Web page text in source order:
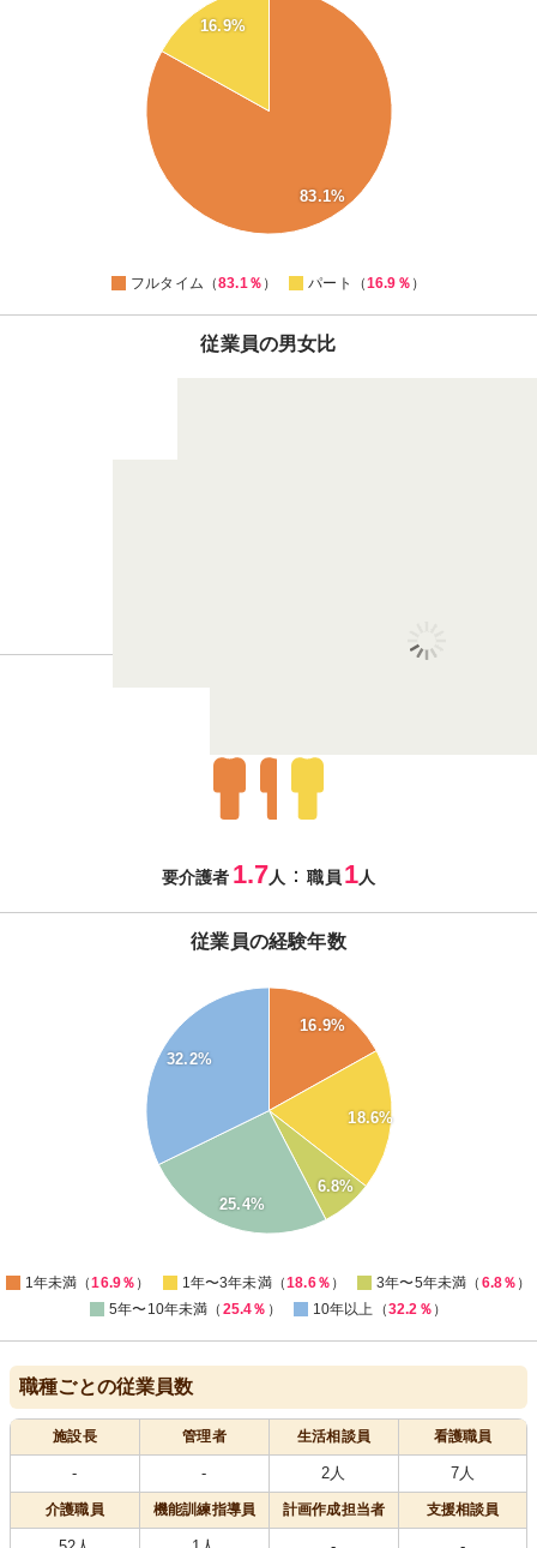
83.1%
16.9%
フルタイム（83.1％ ） パート（16.9％ ）
従業員の男女比
要介護者 1.7人 ：職員 1人
従業員の経験年数
16.9%
18.6%
6.8%
25.4%
32.2%
1年未満（16.9％ ） 1年〜3年未満（18.6％ ） 3年〜5年未満（ 6.8％ ）
5年〜10年未満（ 25.4％ ） 10年以上（32.2％ ）
職種ごとの従業員数
施設長 管理者 生活相談員 看護職員
- - 2人 7人
介護職員 機能訓練指導員 計画作成担当者 支援相談員